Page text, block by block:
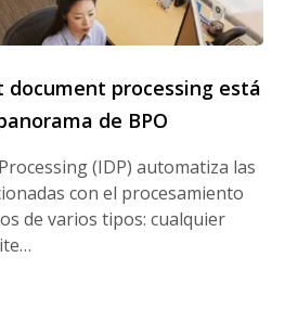
processing está
de BPO
(IDP) automatiza las
con el procesamiento
de varios tipos: cualquier